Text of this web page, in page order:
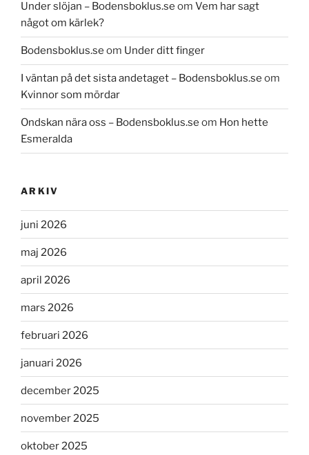
Under slöjan – Bodensboklus.se om Vem har sagt
något om kärlek?
Bodensboklus.se om Under ditt finger
I väntan på det sista andetaget – Bodensboklus.se om
Kvinnor som mördar
Ondskan nära oss – Bodensboklus.se om Hon hette
Esmeralda
ARKIV
juni 2026
maj 2026
april 2026
mars 2026
februari 2026
januari 2026
december 2025
november 2025
oktober 2025